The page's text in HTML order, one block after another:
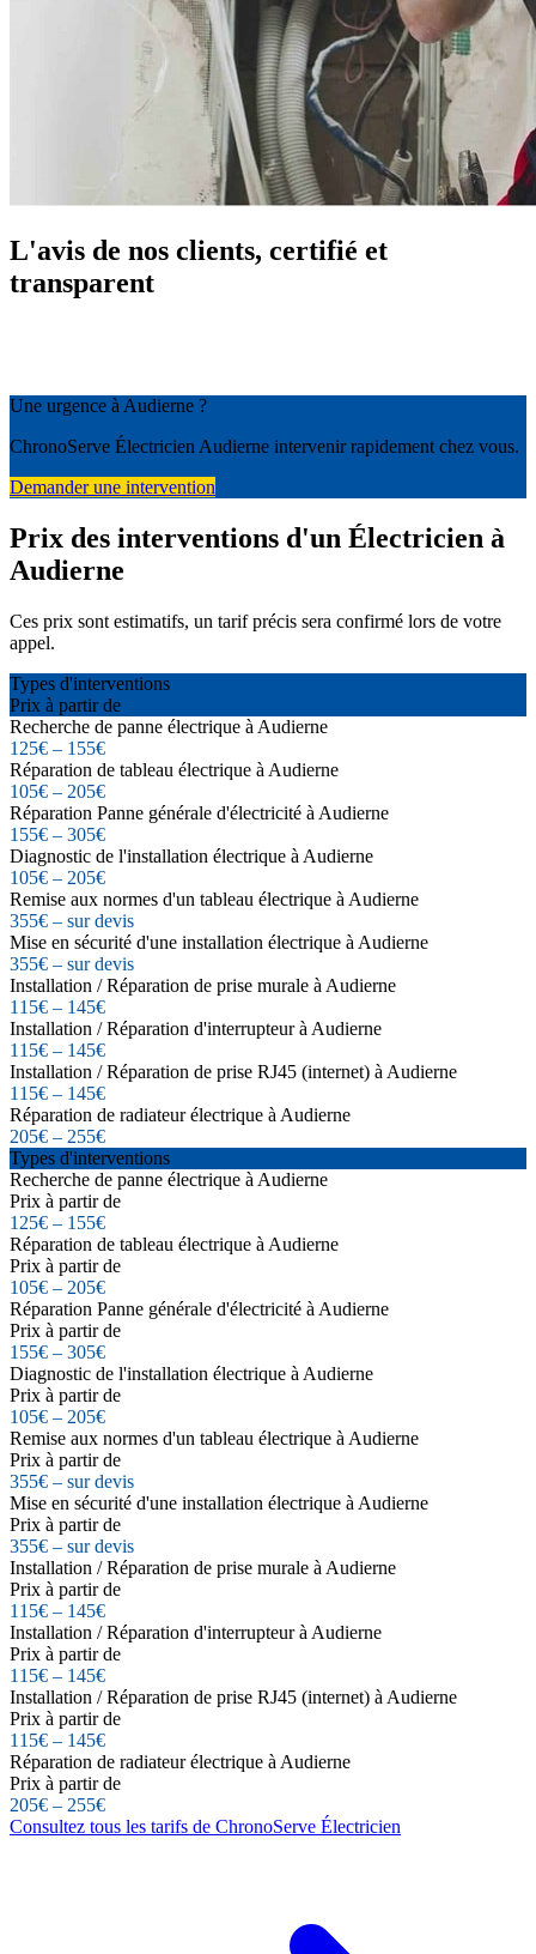
L'avis de nos clients, certifié et
transparent
Une urgence à Audierne ?
ChronoServe Électricien Audierne intervenir rapidement chez vous.
Demander une intervention
Prix des interventions d'un Électricien à
Audierne
Ces prix sont estimatifs, un tarif précis sera confirmé lors de votre
appel.
Types d'interventions
Prix à partir de
Recherche de panne électrique à Audierne
125€ – 155€
Réparation de tableau électrique à Audierne
105€ – 205€
Réparation Panne générale d'électricité à Audierne
155€ – 305€
Diagnostic de l'installation électrique à Audierne
105€ – 205€
Remise aux normes d'un tableau électrique à Audierne
355€ – sur devis
Mise en sécurité d'une installation électrique à Audierne
355€ – sur devis
Installation / Réparation de prise murale à Audierne
115€ – 145€
Installation / Réparation d'interrupteur à Audierne
115€ – 145€
Installation / Réparation de prise RJ45 (internet) à Audierne
115€ – 145€
Réparation de radiateur électrique à Audierne
205€ – 255€
Types d'interventions
Recherche de panne électrique à Audierne
Prix à partir de
125€ – 155€
Réparation de tableau électrique à Audierne
Prix à partir de
105€ – 205€
Réparation Panne générale d'électricité à Audierne
Prix à partir de
155€ – 305€
Diagnostic de l'installation électrique à Audierne
Prix à partir de
105€ – 205€
Remise aux normes d'un tableau électrique à Audierne
Prix à partir de
355€ – sur devis
Mise en sécurité d'une installation électrique à Audierne
Prix à partir de
355€ – sur devis
Installation / Réparation de prise murale à Audierne
Prix à partir de
115€ – 145€
Installation / Réparation d'interrupteur à Audierne
Prix à partir de
115€ – 145€
Installation / Réparation de prise RJ45 (internet) à Audierne
Prix à partir de
115€ – 145€
Réparation de radiateur électrique à Audierne
Prix à partir de
205€ – 255€
Consultez tous les tarifs de ChronoServe Électricien